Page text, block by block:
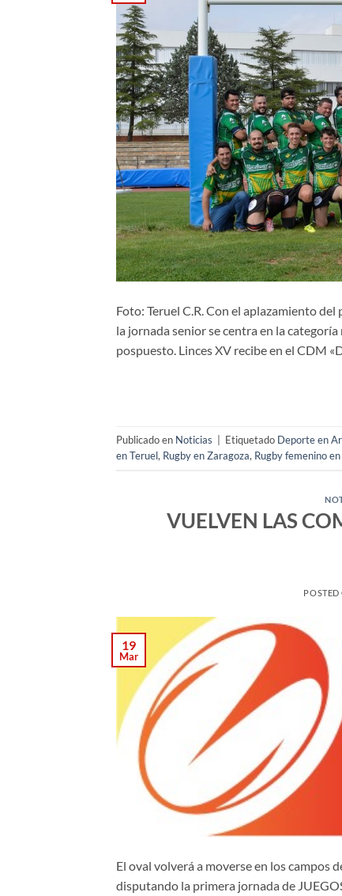
Foto: Teruel C.R. Con el aplazamiento
la jornada senior se centra en la
pospuesto. Linces XV recibe en el CDM
Publicado en Noticias Etiquetado Deporte en
en Teruel, Rugby en Zaragoza, Rugby femenino
VUELVEN LAS
POSTED
19
Mar
El oval volverá a moverse en los campos
disputando la primera jornada de